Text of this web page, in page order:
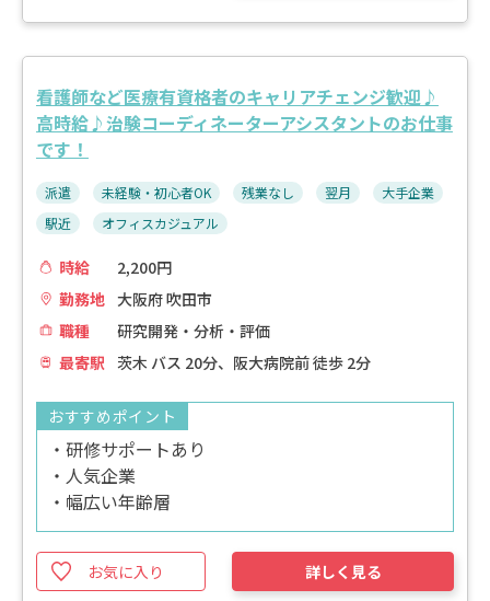
看護師など医療有資格者のキャリアチェンジ歓迎♪
高時給♪治験コーディネーターアシスタントのお仕事
です！
派遣 未経験・初心者OK 残業なし 翌月
大手企業
駅近
オフィスカジュアル
時給
2,200円
勤務地 大阪府 吹田市
職種
研究開発・分析・評価
最寄駅 茨木 バス 20分、阪大病院前 徒歩 2分
おすすめポイント
・研修サポートあり
・人気企業
・幅広い年齢層
お気に入り 詳しく見る